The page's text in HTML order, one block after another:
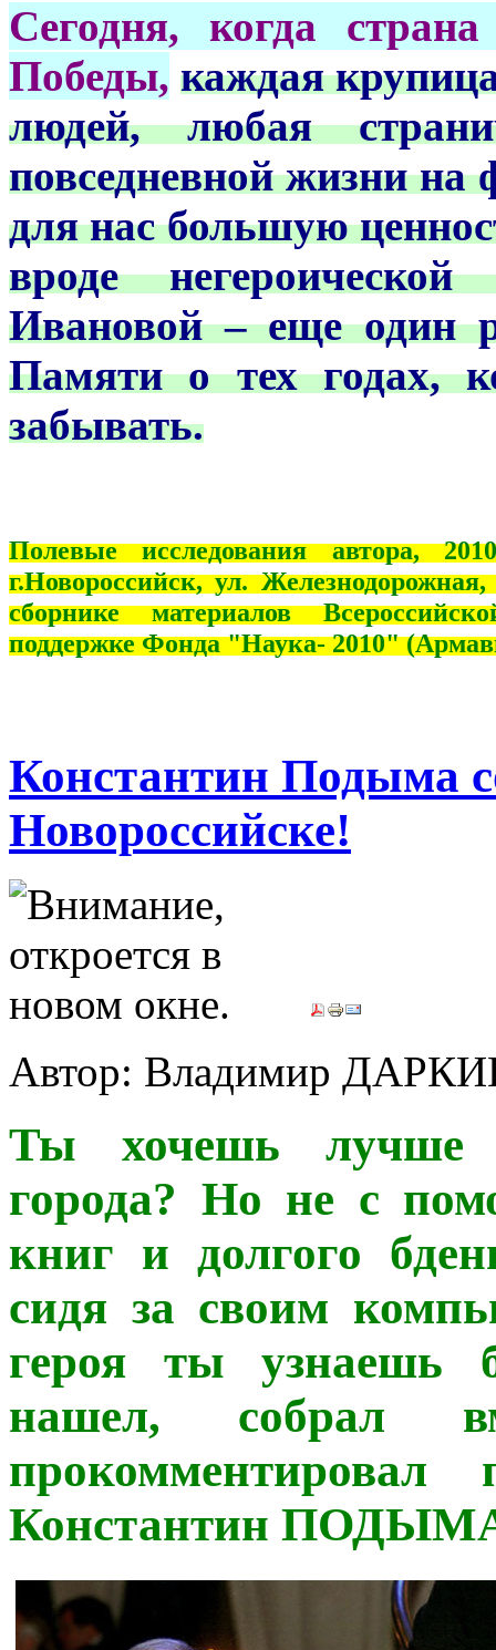
Сегодня, когда
Победы, каждая
людей, любая
повседневной жизни на
для нас большую
вроде
Ивановой – еще один
Памяти о тех годах,
забывать.
Полевые исследования автора,
г.Новороссийск, ул.
сборнике материалов
поддержке Фонда "Наука- 2010"
Константин Подыма
Новороссийске!
Автор: Владимир
Ты хочешь лучше
города? Но не с
книг и долгого
сидя за своим
героя ты узнаешь
нашел, собрал
прокомментировал
Константин